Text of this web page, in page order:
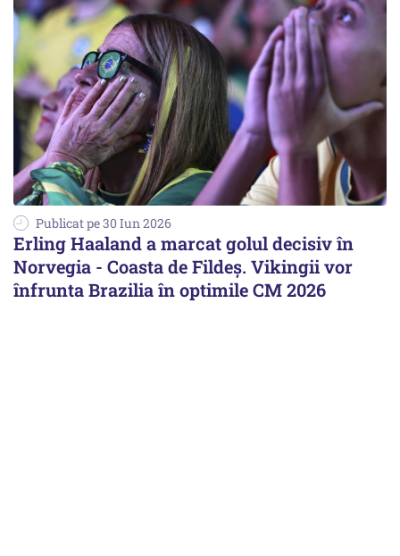
Publicat pe 30 Iun 2026
Erling Haaland a marcat golul decisiv în
Norvegia - Coasta de Fildeș. Vikingii vor
înfrunta Brazilia în optimile CM 2026